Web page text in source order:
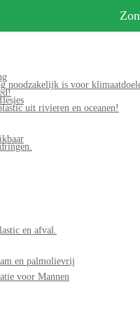
noodzakelijk is voor
uit rivieren en oceanen!
en afval.
en palmolievrij
voor Mannen